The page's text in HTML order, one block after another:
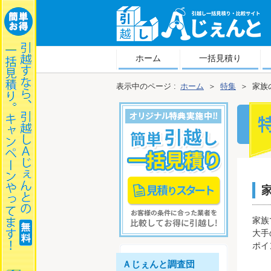
越しＡじぇんと
ホーム 一括見積り
表示中のページ : ホーム ＞ 特集 ＞ 家族
族
家族
大
ポ
Ａじぇんと調査団